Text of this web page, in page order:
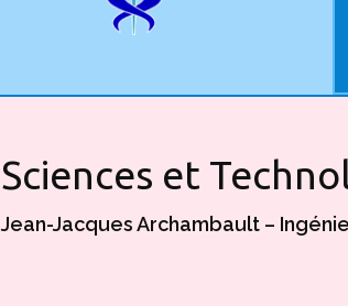
Sciences et
Jean-Jacques Archambault –